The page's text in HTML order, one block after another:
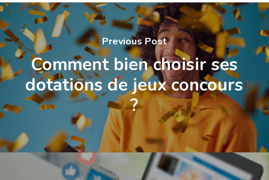
Previous Post
Comment bien choisir ses
dotations de jeux concours
?